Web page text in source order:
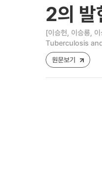
2의 발
[이승헌, 이승룡,
Tuberculosis
원문보기